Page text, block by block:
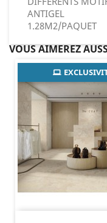
ANTIGEL
1.28M2/PAQUET
VOUS AIMEREZ